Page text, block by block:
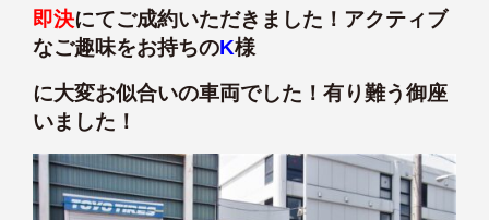
即決にてご成約いただきました！アクティブ
なご趣味をお持ちのK様
に大変お似合いの車両でした！有り難う御座
いました！